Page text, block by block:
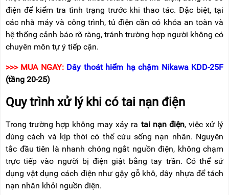
điện để kiểm tra tình trạng trước khi thao tác. Đặc biệt, tại
các nhà máy và công trình, tủ điện cần có khóa an toàn và
hệ thống cảnh báo rõ ràng, tránh trường hợp người không có
chuyên môn tự ý tiếp cận.
>>> MUA NGAY: Dây thoát hiểm hạ chậm Nikawa KDD-25F
(tầng 20-25)
Quy trình xử lý khi có tai nạn điện
Trong trường hợp không may xảy ra tai nạn điện, việc xử lý
đúng cách và kịp thời có thể cứu sống nạn nhân. Nguyên
tắc đầu tiên là nhanh chóng ngắt nguồn điện, không chạm
trực tiếp vào người bị điện giật bằng tay trần. Có thể sử
dụng vật dụng cách điện như gậy gỗ khô, dây nhựa để tách
nạn nhân khỏi nguồn điện.